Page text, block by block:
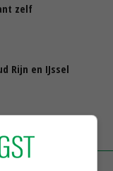
zelf
Rijn en IJssel